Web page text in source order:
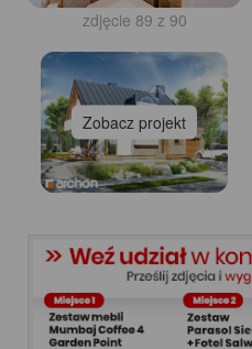
zdjęcie 89 z 90
Zobacz projekt